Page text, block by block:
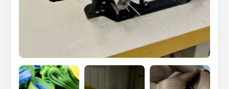
Весь раздел
Весь раздел